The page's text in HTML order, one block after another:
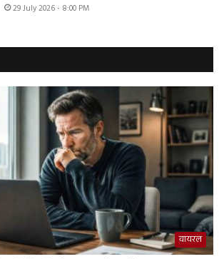
29 July 2026 - 8:00 PM
वायरल